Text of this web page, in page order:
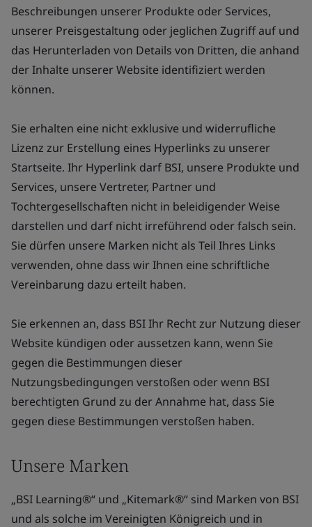
Beschreibungen unserer Produkte oder Services,
unserer Preisgestaltung oder jeglichen Zugriff auf und
das Herunterladen von Details von Dritten, die anhand
der Inhalte unserer Website identifiziert werden
können.
Sie erhalten eine nicht exklusive und widerrufliche
Lizenz zur Erstellung eines Hyperlinks zu unserer
Startseite. Ihr Hyperlink darf BSI, unsere Produkte und
Services, unsere Vertreter, Partner und
Tochtergesellschaften nicht in beleidigender Weise
darstellen und darf nicht irreführend oder falsch sein.
Sie dürfen unsere Marken nicht als Teil Ihres Links
verwenden, ohne dass wir Ihnen eine schriftliche
Vereinbarung dazu erteilt haben.
Sie erkennen an, dass BSI Ihr Recht zur Nutzung dieser
Website kündigen oder aussetzen kann, wenn Sie
gegen die Bestimmungen dieser
Nutzungsbedingungen verstoßen oder wenn BSI
berechtigten Grund zu der Annahme hat, dass Sie
gegen diese Bestimmungen verstoßen haben.
Unsere Marken
„BSI Learning®“ und „Kitemark®“ sind Marken von BSI
und als solche im Vereinigten Königreich und in